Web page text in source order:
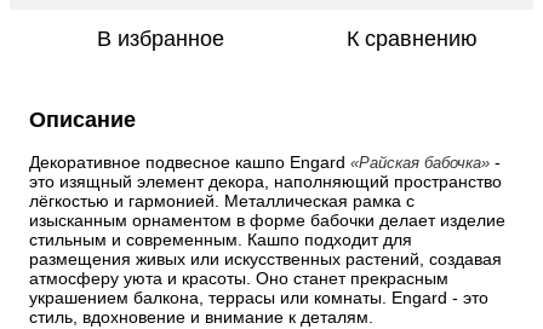
В избранное К сравнению
Описание
Декоративное подвесное кашпо Engard «Райская бабочка» -
это изящный элемент декора, наполняющий пространство
лёгкостью и гармонией. Металлическая рамка с
изысканным орнаментом в форме бабочки делает изделие
стильным и современным. Кашпо подходит для
размещения живых или искусственных растений, создавая
атмосферу уюта и красоты. Оно станет прекрасным
украшением балкона, террасы или комнаты. Engard - это
стиль, вдохновение и внимание к деталям.